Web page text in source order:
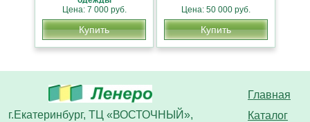
Цена: 7 000 руб.
Купить
Цена: 50 000 руб.
Купить
Главная
Каталог
г.Екатеринбург, ТЦ «ВОСТОЧНЫЙ»,